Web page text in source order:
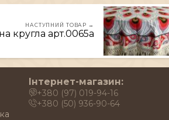
НАСТУПНИЙ ТОВАР →
кругла арт.0065a
Інтернет-магазин:
+380 (97) 019-94-16
+380 (50) 936-90-64